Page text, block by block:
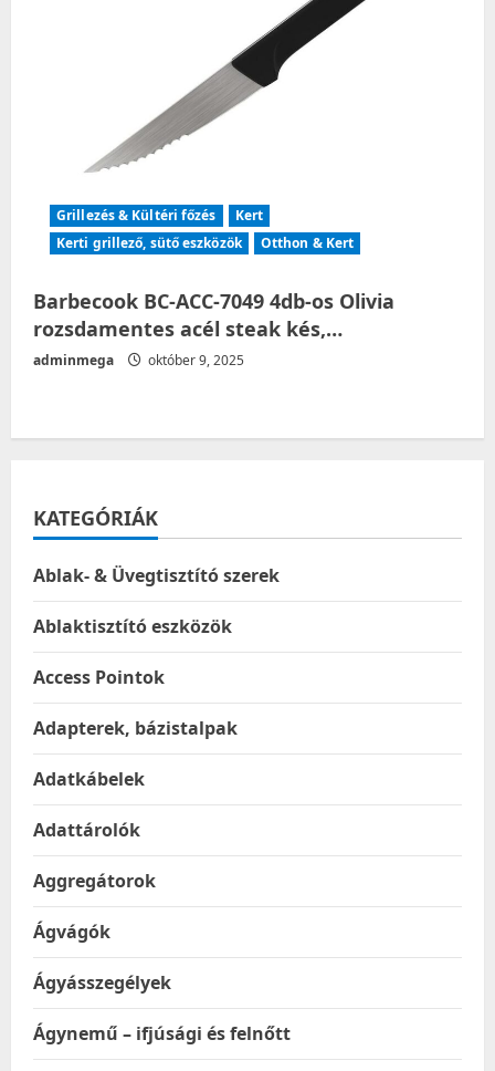
Grillezés & Kültéri főzés
Kert
Kerti grillező, sütő eszközök
Otthon & Kert
Barbecook BC-ACC-7049 4db-os Olivia
rozsdamentes acél steak kés,…
adminmega október 9, 2025
KATEGÓRIÁK
Ablak- & Üvegtisztító szerek
Ablaktisztító eszközök
Access Pointok
Adapterek, bázistalpak
Adatkábelek
Adattárolók
Aggregátorok
Ágvágók
Ágyásszegélyek
Ágynemű – ifjúsági és felnőtt